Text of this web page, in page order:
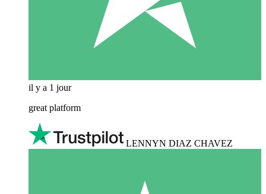
il y a 1 jour
great platform
LENNYN DIAZ CHAVEZ